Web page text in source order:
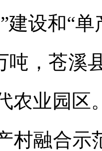
建设和“
吨 ，苍溪
农业园区
村融合示